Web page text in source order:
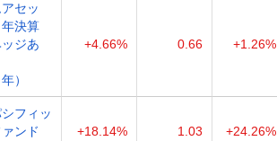
セッ
決算
ジあ
）
+4.66% 0.66 +1.26%
フィッ
ンド
+18.14% 1.03 +24.26%